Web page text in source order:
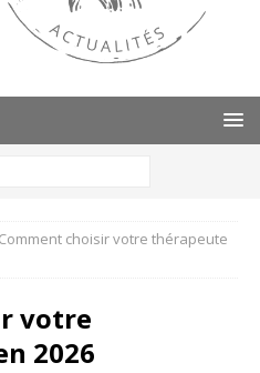
Comment choisir votre thérapeute
votre
2026